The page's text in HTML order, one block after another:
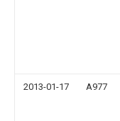
2013-01-17 A977